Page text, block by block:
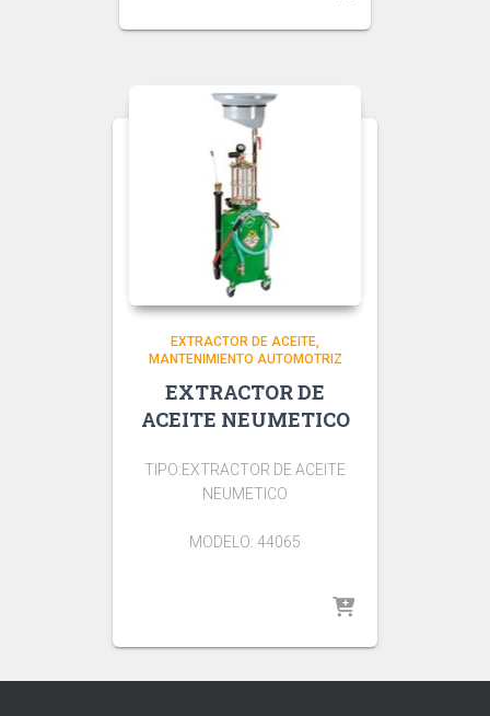
EXTRACTOR DE ACEITE
MANTENIMIENTO AUTOMOTRIZ
EXTRACTOR DE
ACEITE NEUMETICO
TIPO:EXTRACTOR DE ACEITE
NEUMETICO
MODELO: 44065